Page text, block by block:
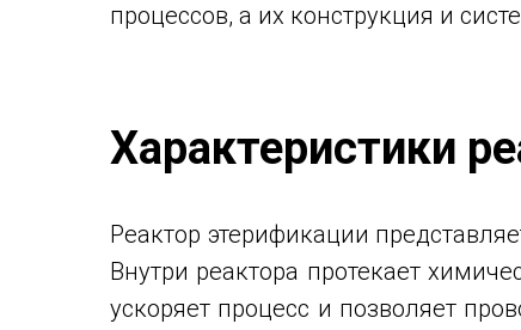
процессов, а их конструкция и
Характеристики
Реактор этерификации
Внутри реактора протекает
ускоряет процесс и позволяет